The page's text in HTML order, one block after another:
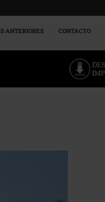
ANTERIORES CONTACTO